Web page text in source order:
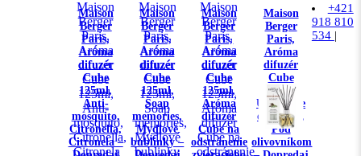
Maison
Berger
Paris,
Aróma
difuzér
Cube
125ml,
Anti-
mosquito,
Citronella,
Citronela –
Maison
Berger
Paris,
Aróma
difuzér
Cube
125ml,
Soap
memories,
Mydlové
bublinky –
Maison
Berger
Paris,
Aróma
difuzér
Cube
125ml,
Aróma
difuzér
Cube na
odstránenie
Maison
Berger
Paris,
Aróma
difuzér
Cube
125ml,
Under the
olive tree,
Pod
olivovníkom
+421
918 810
534 |